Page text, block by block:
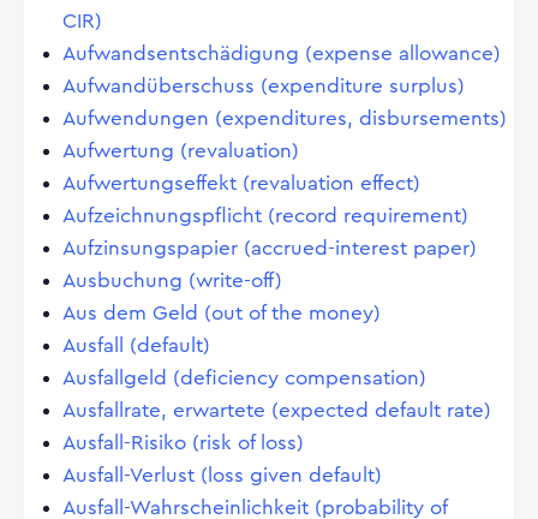
CIR)
Aufwandsentschädigung (expense allowance)
Aufwandüberschuss (expenditure surplus)
Aufwendungen (expenditures, disbursements)
Aufwertung (revaluation)
Aufwertungseffekt (revaluation effect)
Aufzeichnungspflicht (record requirement)
Aufzinsungspapier (accrued-interest paper)
Ausbuchung (write-off)
Aus dem Geld (out of the money)
Ausfall (default)
Ausfallgeld (deficiency compensation)
Ausfallrate, erwartete (expected default rate)
Ausfall-Risiko (risk of loss)
Ausfall-Verlust (loss given default)
Ausfall-Wahrscheinlichkeit (probability of